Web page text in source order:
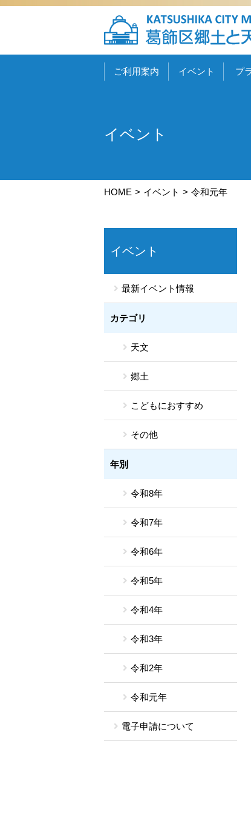
ご利用案内 イベント プ
イベント
HOME イベント 令和元年
イベント
最新イベント情報
カテゴリ
天文
郷土
こどもにおすすめ
その他
年別
令和8年
令和7年
令和6年
令和5年
令和4年
令和3年
令和2年
令和元年
電子申請について